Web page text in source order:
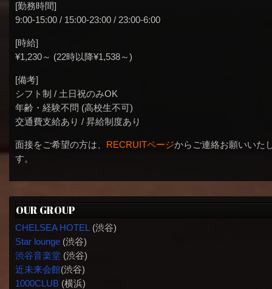
[勤務時間]
9:00-15:00 / 15:00-23:00 / 23:00-6:00
[時給]
¥1,230～ (22時以降¥1,538～)
[備考]
シフト制 / 土日祝のみOK
年齢・経験不問 (高校生不可)
交通費支給あり / 昇給制度あり
面接をご希望の方は、 RECRUITページからご連絡お願いいた
す。
OUR GROUP
CHELSEA HOTEL (渋谷)
Star lounge(渋谷)
渋谷音楽堂(渋谷)
近未来会館(渋谷)
1000CLUB(横浜)